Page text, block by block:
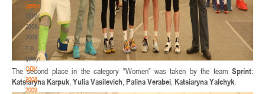
(девушки)
ОДМ
2008-
2009
гг.р.
(девушки)
ОДМ
2008-
2009
The second place in the category "Women” was taken by the team Sprint:
Katsiaryna Karpuk Yulia Vasilevich Palina Verabei Katsiaryna Yalchyk